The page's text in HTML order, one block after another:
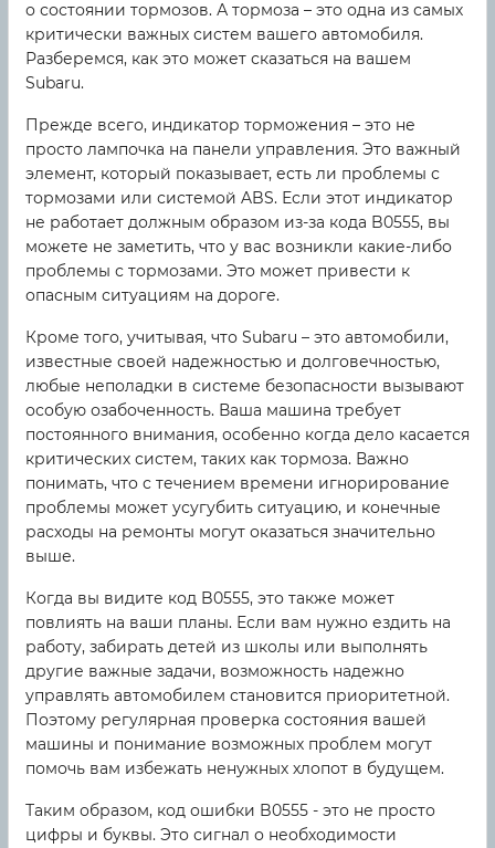
о состоянии тормозов. А тормоза – это одна из самых
критически важных систем вашего автомобиля.
Разберемся, как это может сказаться на вашем
Subaru.
Прежде всего, индикатор торможения – это не
просто лампочка на панели управления. Это важный
элемент, который показывает, есть ли проблемы с
тормозами или системой ABS. Если этот индикатор
не работает должным образом из-за кода B0555, вы
можете не заметить, что у вас возникли какие-либо
проблемы с тормозами. Это может привести к
опасным ситуациям на дороге.
Кроме того, учитывая, что Subaru – это автомобили,
известные своей надежностью и долговечностью,
любые неполадки в системе безопасности вызывают
особую озабоченность. Ваша машина требует
постоянного внимания, особенно когда дело касается
критических систем, таких как тормоза. Важно
понимать, что с течением времени игнорирование
проблемы может усугубить ситуацию, и конечные
расходы на ремонты могут оказаться значительно
выше.
Когда вы видите код B0555, это также может
повлиять на ваши планы. Если вам нужно ездить на
работу, забирать детей из школы или выполнять
другие важные задачи, возможность надежно
управлять автомобилем становится приоритетной.
Поэтому регулярная проверка состояния вашей
машины и понимание возможных проблем могут
помочь вам избежать ненужных хлопот в будущем.
Таким образом, код ошибки B0555 - это не просто
цифры и буквы. Это сигнал о необходимости